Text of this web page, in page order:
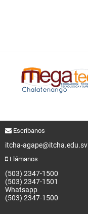
Escríbanos
itcha-agape@itcha.edu.sv
Llámanos
(503) 2347-1500
(503) 2347-1501
Whatsapp
(503) 2347-1500